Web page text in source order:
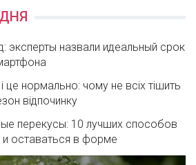
эксперты назвали идеальный срок
це нормально: чому не всіх тішить
відпочинку
перекусы: 10 лучших способов
и оставаться в форме